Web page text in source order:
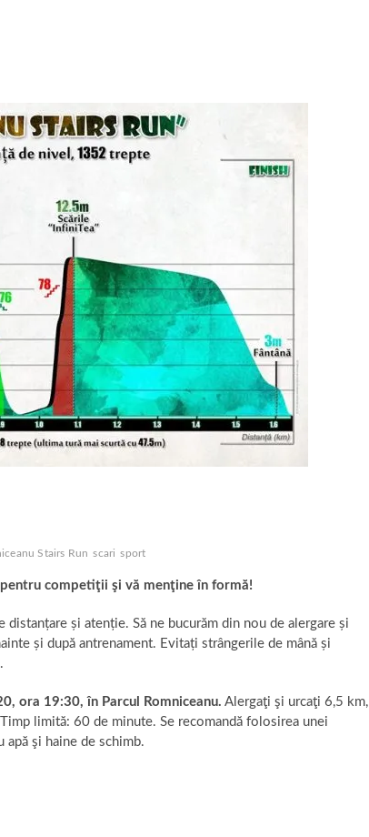
Stairs Run scari sport
competiţii şi vă menţine în formă!
și atenție. Să ne bucurăm din nou de alergare și
și după antrenament. Evitați strângerile de mână și
ora 19:30, în Parcul Romniceanu. Alergaţi şi urcaţi 6,5 km,
limită: 60 de minute. Se recomandă folosirea unei
apă şi haine de schimb.